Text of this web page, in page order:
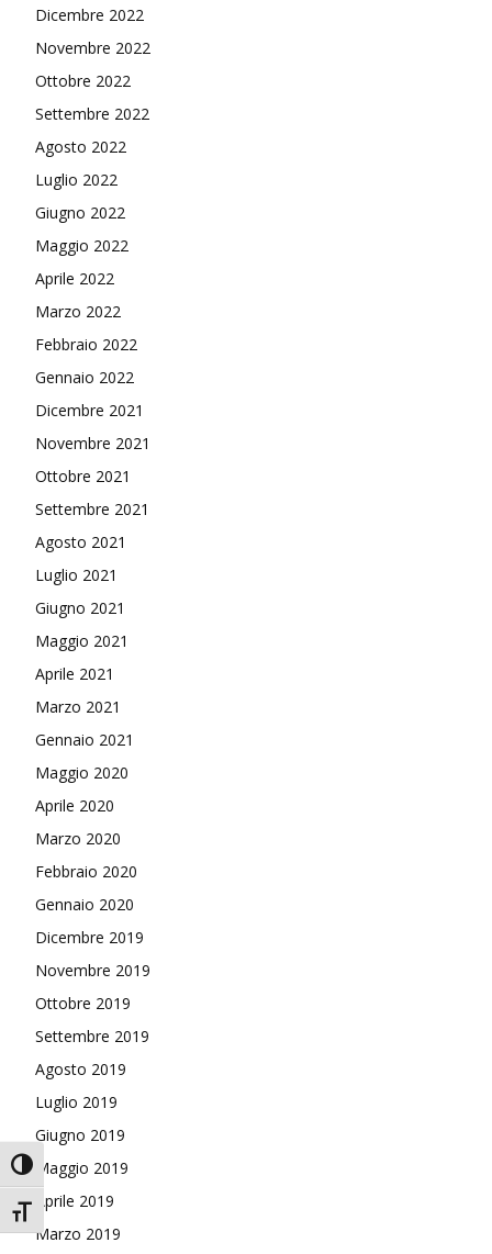
Attiva/disattiva alto contrasto
Attiva/disattiva dimensione testo
Dicembre 2022
Novembre 2022
Ottobre 2022
Settembre 2022
Agosto 2022
Luglio 2022
Giugno 2022
Maggio 2022
Aprile 2022
Marzo 2022
Febbraio 2022
Gennaio 2022
Dicembre 2021
Novembre 2021
Ottobre 2021
Settembre 2021
Agosto 2021
Luglio 2021
Giugno 2021
Maggio 2021
Aprile 2021
Marzo 2021
Gennaio 2021
Maggio 2020
Aprile 2020
Marzo 2020
Febbraio 2020
Gennaio 2020
Dicembre 2019
Novembre 2019
Ottobre 2019
Settembre 2019
Agosto 2019
Luglio 2019
Giugno 2019
Maggio 2019
Aprile 2019
Marzo 2019